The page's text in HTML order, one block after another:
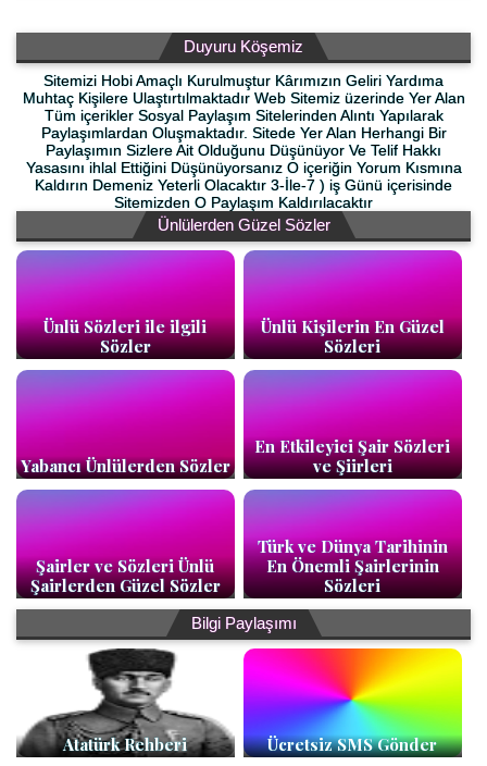
Duyuru Köşemiz
Sitemizi Hobi Amaçlı Kurulmuştur Kârımızın Geliri Yardıma
Muhtaç Kişilere Ulaştırtılmaktadır Web Sitemiz üzerinde Yer Alan
Tüm içerikler Sosyal Paylaşım Sitelerinden Alıntı Yapılarak
Paylaşımlardan Oluşmaktadır. Sitede Yer Alan Herhangi Bir
Paylaşımın Sizlere Ait Olduğunu Düşünüyor Ve Telif Hakkı
Yasasını ihlal Ettiğini Düşünüyorsanız O içeriğin Yorum Kısmına
Kaldırın Demeniz Yeterli Olacaktır 3-İle-7 ) iş Günü içerisinde
Sitemizden O Paylaşım Kaldırılacaktır
Ünlülerden Güzel Sözler
Ünlü Sözleri ile ilgili
Sözler
Ünlü Kişilerin En Güzel
Sözleri
Yabancı Ünlülerden Sözler
En Etkileyici Şair Sözleri
ve Şiirleri
Şairler ve Sözleri Ünlü
Şairlerden Güzel Sözler
Türk ve Dünya Tarihinin
En Önemli Şairlerinin
Sözleri
Bilgi Paylaşımı
Atatürk Rehberi Ücretsiz SMS Gönder